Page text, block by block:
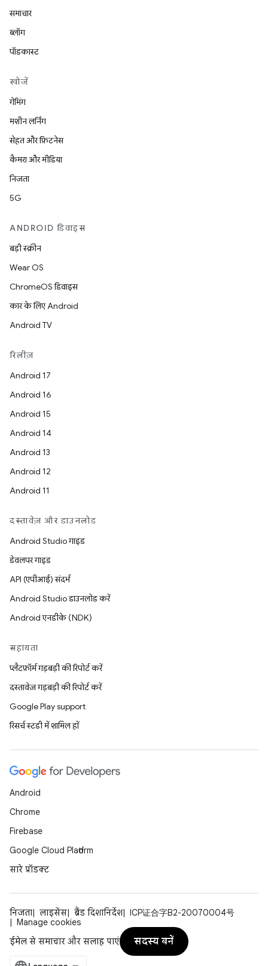
समाचार
ब्लॉग
पॉडकास्ट
खोजें
गेमिंग
मशीन लर्निंग
सेहत और फ़िटनेस
कैमरा और मीडिया
निजता
5G
ANDROID डिवाइस
बड़ी स्क्रीन
Wear OS
ChromeOS डिवाइस
कार के लिए Android
Android TV
रिलीज़
Android 17
Android 16
Android 15
Android 14
Android 13
Android 12
Android 11
दस्तावेज़ और डाउनलोड
Android Studio गाइड
डेवलपर गाइड
API (एपीआई) संदर्भ
Android Studio डाउनलोड करें
Android एनडीके (NDK)
सहायता
प्लैटफ़ॉर्म गड़बड़ी की रिपोर्ट करें
दस्तावेज़ गड़बड़ी की रिपोर्ट करें
Google Play support
रिसर्च स्टडी में शामिल हों
Android
Chrome
Firebase
Google Cloud Platform
सारे प्रॉडक्ट
निजता लाइसेंस ब्रैंड दिशानिर्देश
ICP证合字B2-20070004号
Manage cookies
ईमेल से समाचार और सलाह पाएं
सदस्य बनें